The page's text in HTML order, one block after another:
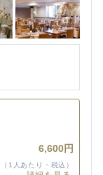
6,600円
（1人あたり・税込）